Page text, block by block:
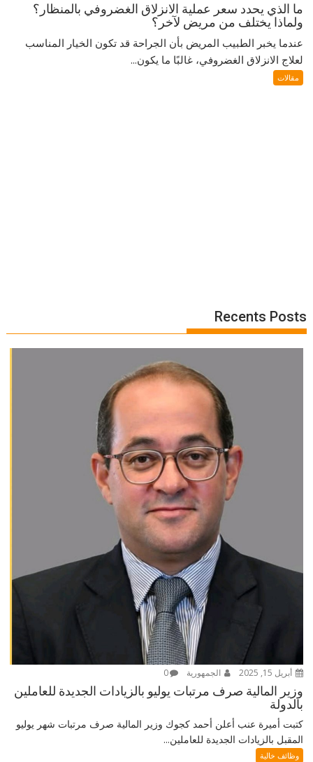
ما الذي يحدد سعر عملية الانزلاق الغضروفي بالمنظار؟
ولماذا يختلف من مريض لآخر؟
عندما يخبر الطبيب المريض بأن الجراحة قد تكون الخيار المناسب
لعلاج الانزلاق الغضروفي، غالبًا ما يكون...
مقالات
Recents Posts
أبريل 15, 2025 الجمهورية 0
وزير المالية صرف مرتبات يوليو بالزيادات الجديدة للعاملين
بالدولة
كتبت أميرة عنب أعلن أحمد كجوك وزير المالية صرف مرتبات شهر يوليو
المقبل بالزيادات الجديدة للعاملين...
وظائف خالية